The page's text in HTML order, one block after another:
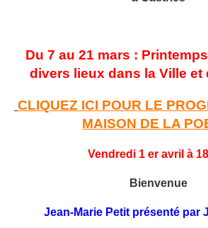
Du 7 au 21 mars :
divers lieux dans la Ville et
CLIQUEZ ICI POUR LE
MAISON DE LA
Vendredi 1 er avril à
Bienvenue
Jean-Marie Petit présenté par